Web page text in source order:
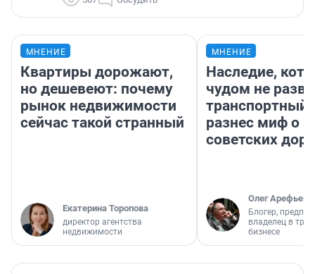
МНЕНИЕ
Квартиры дорожают,
но дешевеют: почему
рынок недвижимости
сейчас такой странный
Екатерина Торопова
директор агентства
недвижимости
МНЕНИЕ
Наследие,
чудом не
транспортный
разнес миф о
советских
Олег Арефьев
Блогер,
владелец в
бизнесе